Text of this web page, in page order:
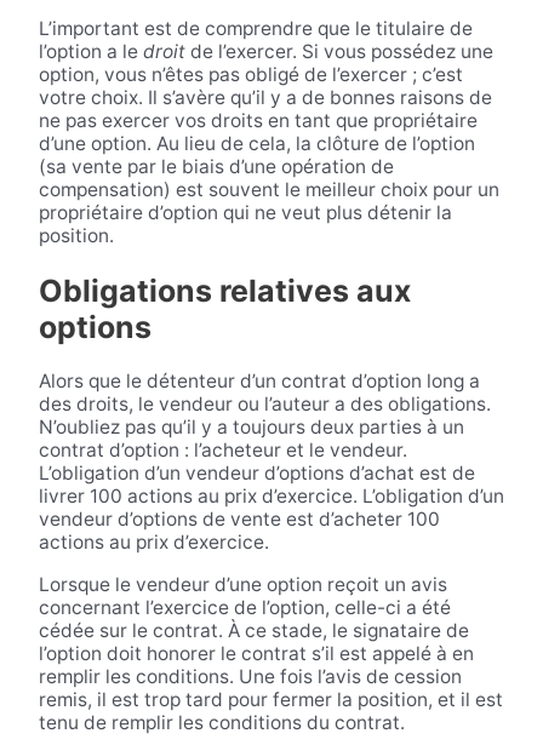
L’important est de comprendre que le titulaire de
l’option a le droitde l’exercer. Si vous possédez une
option, vous n’êtes pas obligé de l’exercer ; c’est
votre choix. Il s’avère qu’il y a de bonnes raisons de
ne pas exercer vos droits en tant que propriétaire
d’une option. Au lieu de cela, la clôture de l’option
(sa vente par le biais d’une opération de
compensation) est souvent le meilleur choix pour un
propriétaire d’option qui ne veut plus détenir la
position.
Obligations relatives aux
options
Alors que le détenteur d’un contrat d’option long a
des droits, le vendeur ou l’auteur a des obligations.
N’oubliez pas qu’il y a toujours deux parties à un
contrat d’option : l’acheteur et le vendeur.
L’obligation d’un vendeur d’options d’achat est de
livrer 100 actions au prix d’exercice. L’obligation d’un
vendeur d’options de vente est d’acheter 100
actions au prix d’exercice.
Lorsque le vendeur d’une option reçoit un avis
concernant l’exercice de l’option, celle-ci a été
cédée sur le contrat. À ce stade, le signataire de
l’option doit honorer le contrat s’il est appelé à en
remplir les conditions. Une fois l’avis de cession
remis, il est trop tard pour fermer la position, et il est
tenu de remplir les conditions du contrat.